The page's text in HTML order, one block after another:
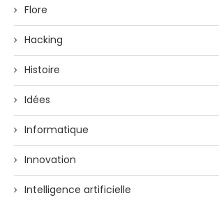
Flore
Hacking
Histoire
Idées
Informatique
Innovation
Intelligence artificielle